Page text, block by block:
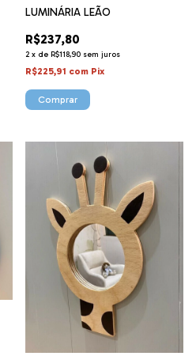
LUMINÁRIA LEÃO
R$237,80
2 x de R$118,90 sem juros
R$225,91 com Pix